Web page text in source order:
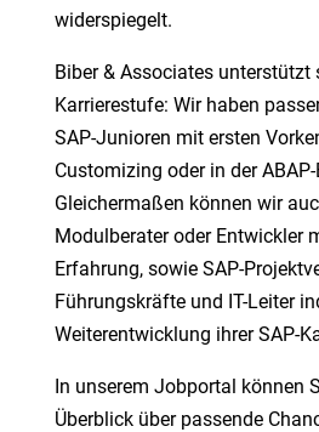
widerspiegelt.
Biber & Associates unterstützt
Karrierestufe: Wir haben
SAP-Junioren mit ersten
Customizing oder in der
Gleichermaßen können wir
Modulberater oder Entwickler
Erfahrung, sowie SAP-
Führungskräfte und IT-Leiter
Weiterentwicklung ihrer SAP-
In unserem Jobportal können
Überblick über passende